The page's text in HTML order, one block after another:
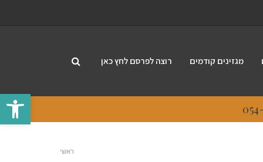
פתח
מגזינים קודמים רוצה לפרסם לחץ כאן
ראשי